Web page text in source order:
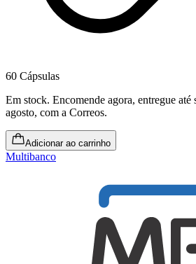
60 Cápsulas
Em stock. Encomende agora, entregue até
agosto, com a Correos.
Adicionar ao carrinho
Multibanco